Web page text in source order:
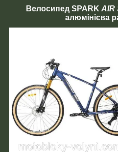
Велосипед SPARK AIR
алюмінієва